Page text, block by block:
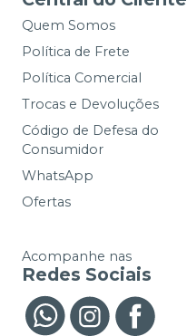
Quem Somos
Política de Frete
Política Comercial
Trocas e Devoluções
Código de Defesa do
Consumidor
WhatsApp
Ofertas
Acompanhe nas
Redes Sociais